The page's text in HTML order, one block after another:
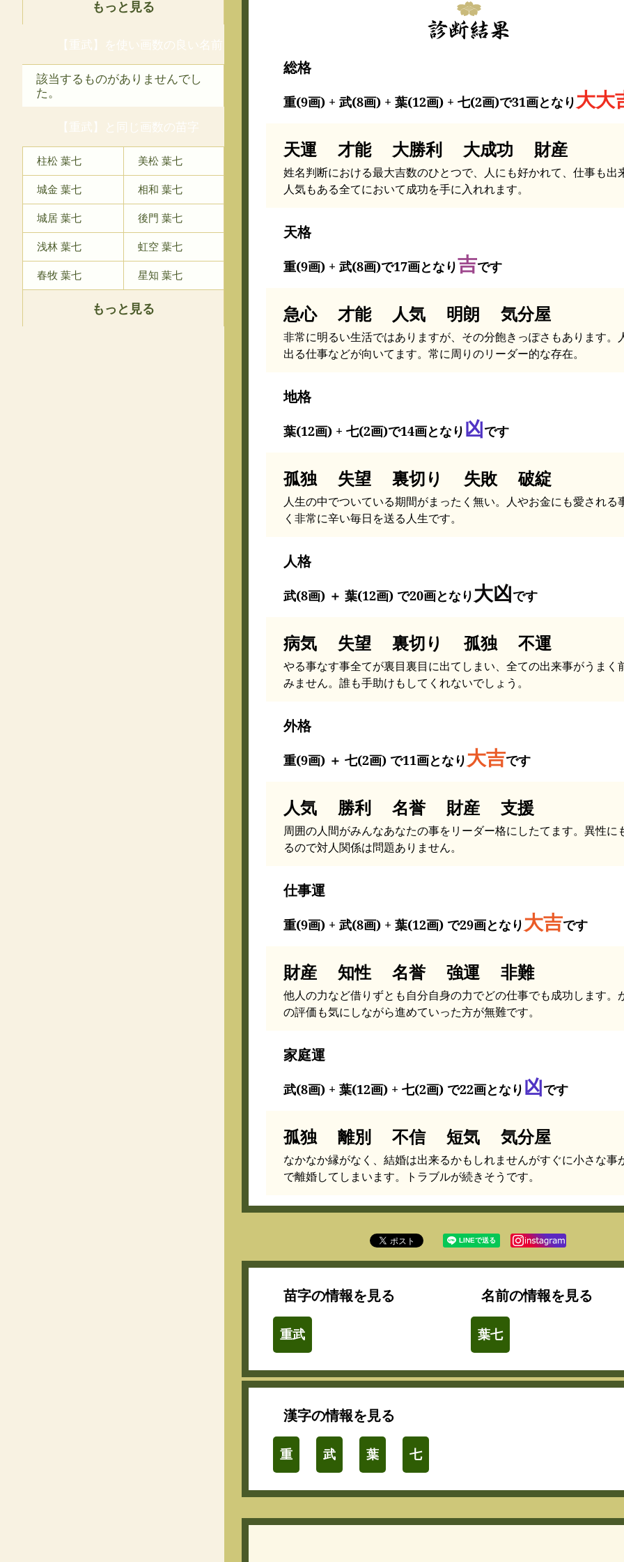
もっと見る
【重武】を使い画数の良い名前
該当するものがありませんでし
た。
【重武】と同じ画数の苗字
柱松 葉七 美松 葉七
城金 葉七 相和 葉七
城居 葉七 後門 葉七
浅林 葉七 虹空 葉七
春牧 葉七 星知 葉七
もっと見る
総格
重(9画) + 武(8画) + 葉(12画) + 七(2画)で31画となり 大大
天運 才能 大勝利 大成功 財産
姓名判断における最大吉数のひとつで、人にも好かれて、仕事も出
人気もある全てにおいて成功を手に入れれます。
天格
重(9画) + 武(8画)で17画となり吉です
急心 才能 人気 明朗 気分屋
非常に明るい生活ではありますが、その分飽きっぽさもあります。
出る仕事などが向いてます。常に周りのリーダー的な存在。
地格
葉(12画) + 七(2画)で14画となり 凶です
孤独 失望 裏切り 失敗 破綻
人生の中でついている期間がまったく無い。人やお金にも愛される
く非常に辛い毎日を送る人生です。
人格
武(8画) ＋ 葉(12画) で20画となり 大凶です
病気 失望 裏切り 孤独 不運
やる事なす事全てが裏目裏目に出てしまい、全ての出来事がうまく
みません。誰も手助けもしてくれないでしょう。
外格
重(9画) ＋ 七(2画) で11画となり 大吉です
人気 勝利 名誉 財産 支援
周囲の人間がみんなあなたの事をリーダー格にしたてます。異性に
るので対人関係は問題ありません。
仕事運
重(9画) + 武(8画) + 葉(12画) で29画となり 大吉です
財産 知性 名誉 強運 非難
他人の力など借りずとも自分自身の力でどの仕事でも成功します。
の評価も気にしながら進めていった方が無難です。
家庭運
武(8画) + 葉(12画) + 七(2画) で22画となり 凶です
孤独 離別 不信 短気 気分屋
なかなか縁がなく、結婚は出来るかもしれませんがすぐに小さな事
で離婚してしまいます。トラブルが続きそうです。
苗字の情報を見る
重武
名前の情報を見る
葉七
漢字の情報を見る
重 武 葉 七